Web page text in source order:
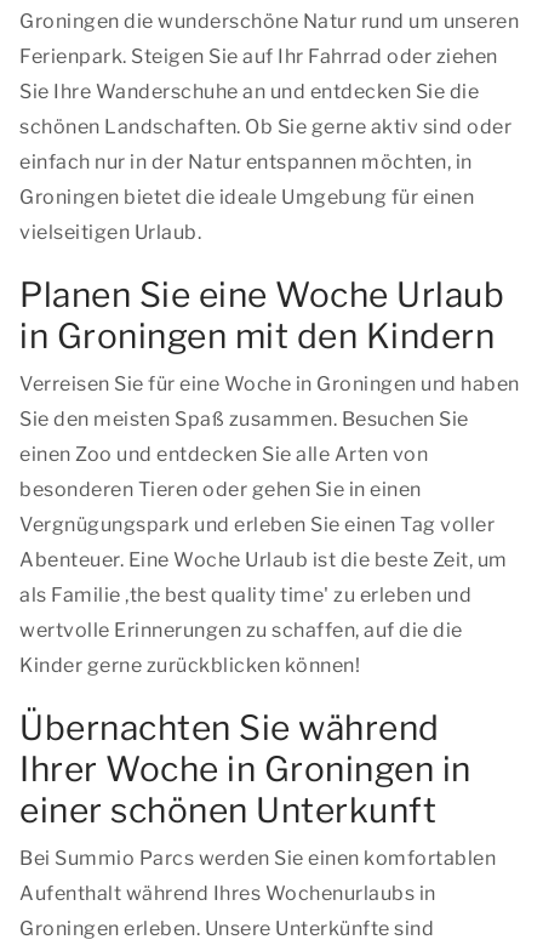
Groningen die wunderschöne Natur rund um unseren
Ferienpark. Steigen Sie auf Ihr Fahrrad oder ziehen
Sie Ihre Wanderschuhe an und entdecken Sie die
schönen Landschaften. Ob Sie gerne aktiv sind oder
einfach nur in der Natur entspannen möchten, in
Groningen bietet die ideale Umgebung für einen
vielseitigen Urlaub.
Planen Sie eine Woche Urlaub
in Groningen mit den Kindern
Verreisen Sie für eine Woche in Groningen und haben
Sie den meisten Spaß zusammen. Besuchen Sie
einen Zoo und entdecken Sie alle Arten von
besonderen Tieren oder gehen Sie in einen
Vergnügungspark und erleben Sie einen Tag voller
Abenteuer. Eine Woche Urlaub ist die beste Zeit, um
als Familie ,the best quality time' zu erleben und
wertvolle Erinnerungen zu schaffen, auf die die
Kinder gerne zurückblicken können!
Übernachten Sie während
Ihrer Woche in Groningen in
einer schönen Unterkunft
Bei Summio Parcs werden Sie einen komfortablen
Aufenthalt während Ihres Wochenurlaubs in
Groningen erleben. Unsere Unterkünfte sind